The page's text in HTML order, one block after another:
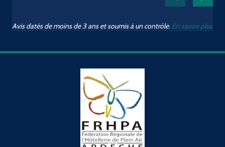
Avis datés de moins de 3 ans et soumis à un contrôle. En savoir plus